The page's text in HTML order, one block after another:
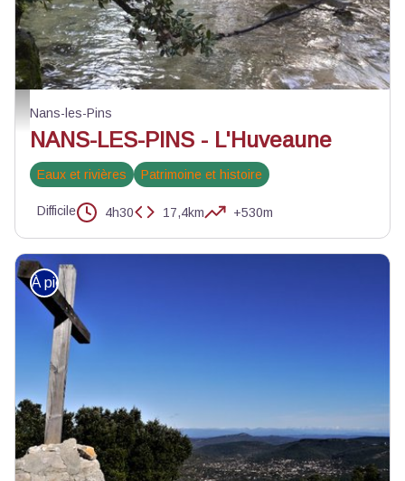
L'Huveaune - Andrea Fernandez - PNR Sainte-Baume
Nans-les-Pins
NANS-LES-PINS - L'Huveaune
Eaux et rivières Patrimoine et histoire
Difficile 4h30 17,4km +530m
À pied